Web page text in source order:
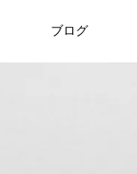
ブログ